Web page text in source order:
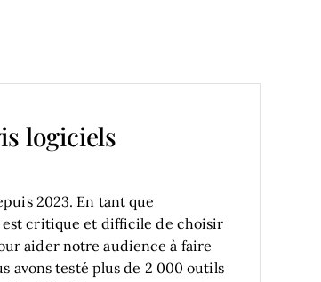
logiciels
2023. En tant que
est critique et difficile de choisir
aider notre audience à faire
avons testé plus de 2 000 outils